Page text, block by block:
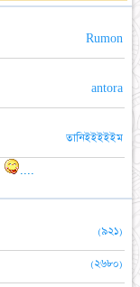
Rumon
antora
তানিইইইইইম
(৯২১)
(২৬৮০)